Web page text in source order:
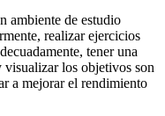
ambiente de estudio
realizar ejercicios
tener una
visualizar los objetivos son
a mejorar el rendimiento